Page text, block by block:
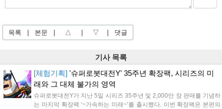
목록 본문 △ ▽ 댓글
기사 목록
[체험기획] '슈퍼로봇대전Y' 35주년 확장팩, 시리즈의 미
래와 그 대체 불가의 영역
슈퍼로봇대전Y가 지난 5일 시리즈 35주년 및 2,000만 장 판매를 기념하
는 마지막 확장팩 ‘~가속하는 미래~’를 출시했다. 이번 확장팩은 본편의